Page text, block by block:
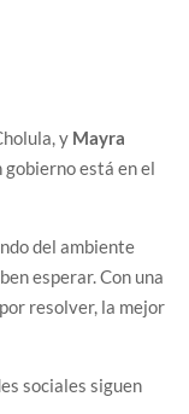
y Mayra
está en el
del ambiente
esperar. Con una
resolver, la mejor
sociales siguen